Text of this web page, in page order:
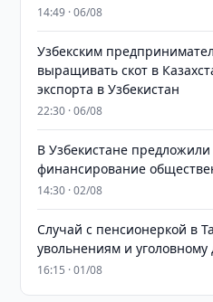
14:49 · 06/08
Узбекским
выращивать скот в
экспорта в Узбекистан
22:30 · 06/08
В Узбекистане
финансирование
14:30 · 02/08
Случай с пенсионеркой в
увольнениям и уголовному
16:15 · 01/08